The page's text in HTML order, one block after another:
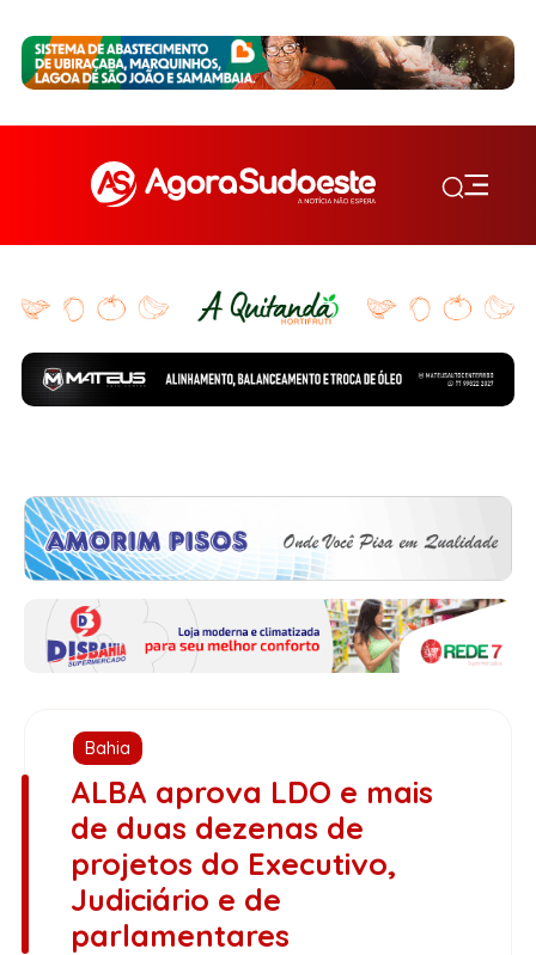
Bahia
ALBA aprova LDO e mais
de duas dezenas de
projetos do Executivo,
Judiciário e de
parlamentares